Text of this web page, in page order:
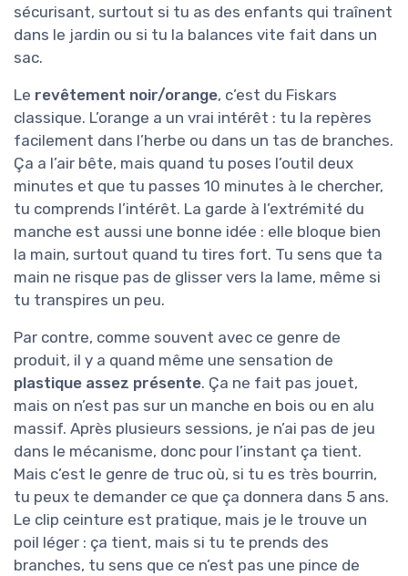
sécurisant, surtout si tu as des enfants qui traînent
dans le jardin ou si tu la balances vite fait dans un
sac.
Le revêtement noir/orange, c’est du Fiskars
classique. L’orange a un vrai intérêt : tu la repères
facilement dans l’herbe ou dans un tas de branches.
Ça a l’air bête, mais quand tu poses l’outil deux
minutes et que tu passes 10 minutes à le chercher,
tu comprends l’intérêt. La garde à l’extrémité du
manche est aussi une bonne idée : elle bloque bien
la main, surtout quand tu tires fort. Tu sens que ta
main ne risque pas de glisser vers la lame, même si
tu transpires un peu.
Par contre, comme souvent avec ce genre de
produit, il y a quand même une sensation de
plastique assez présente. Ça ne fait pas jouet,
mais on n’est pas sur un manche en bois ou en alu
massif. Après plusieurs sessions, je n’ai pas de jeu
dans le mécanisme, donc pour l’instant ça tient.
Mais c’est le genre de truc où, si tu es très bourrin,
tu peux te demander ce que ça donnera dans 5 ans.
Le clip ceinture est pratique, mais je le trouve un
poil léger : ça tient, mais si tu te prends des
branches, tu sens que ce n’est pas une pince de